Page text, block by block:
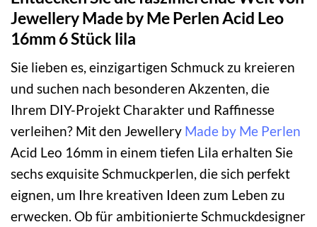
Jewellery Made by Me Perlen Acid Leo
16mm 6 Stück lila
Sie lieben es, einzigartigen Schmuck zu kreieren
und suchen nach besonderen Akzenten, die
Ihrem DIY-Projekt Charakter und Raffinesse
verleihen? Mit den Jewellery Made by Me Perlen
Acid Leo 16mm in einem tiefen Lila erhalten Sie
sechs exquisite Schmuckperlen, die sich perfekt
eignen, um Ihre kreativen Ideen zum Leben zu
erwecken. Ob für ambitionierte Schmuckdesigner